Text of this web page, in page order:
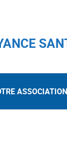
ASSOCIATION